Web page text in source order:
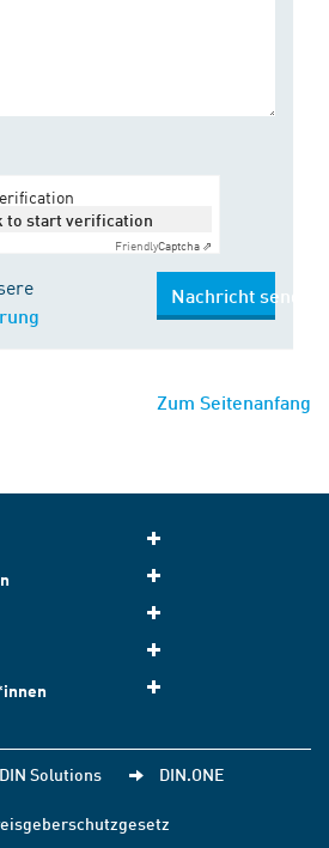
to start verification
FriendlyCaptcha ⇗
Nachricht senden
Zum Seitenanfang
DIN Solutions DIN.ONE